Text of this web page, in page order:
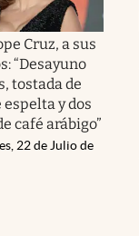
Cruz, a sus
“Desayuno
tostada de
espelta y dos
café arábigo”
22 de Julio de